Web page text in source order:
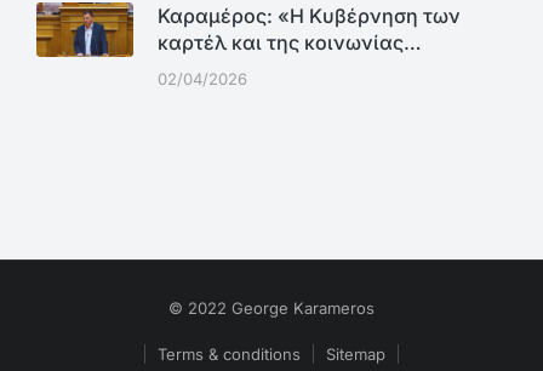
Καραμέρος: «Η Κυβέρνηση των
καρτέλ και της κοινωνίας…
02/04/2026
© 2022 George Karameros
Terms & conditions Sitemap